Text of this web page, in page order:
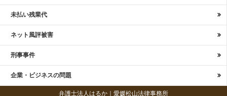
未払い残業代
ネット風評被害
刑事事件
企業・ビジネスの問題
弁護士法人はるか｜愛媛松山法律事務所